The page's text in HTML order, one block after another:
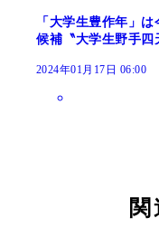
「大学生豊作年」
候補〝大学生野手四
2024年01月17日 06:00